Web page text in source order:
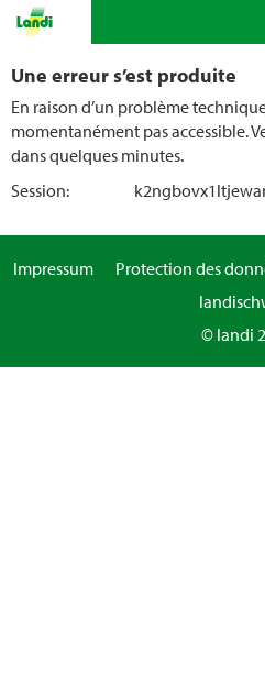
Une erreur s’est produite
En raison d’un problème
momentanément pas accessible.
dans quelques minutes.
Session:
Impressum Protection des
© landi